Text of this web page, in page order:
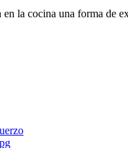
la cocina una forma